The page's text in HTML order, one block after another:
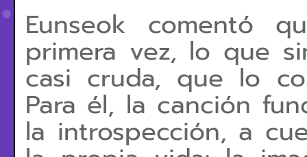
Eunseok comentó
primera vez, lo que
casi cruda, que lo
Para él, la canción
la introspección, a